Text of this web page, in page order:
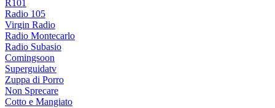
R101
Radio 105
Virgin Radio
Radio Montecarlo
Radio Subasio
Comingsoon
Superguidatv
Zuppa di Porro
Non Sprecare
Cotto e Mangiato